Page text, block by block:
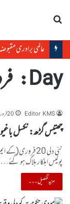
Day:
Editor KMS
20 فروری, 2023
چھتیس گڑھ: نکسل
نئی دلی
پولیس اہلکار ہلاک ہو گئے…
مزید تفصیل۔۔۔